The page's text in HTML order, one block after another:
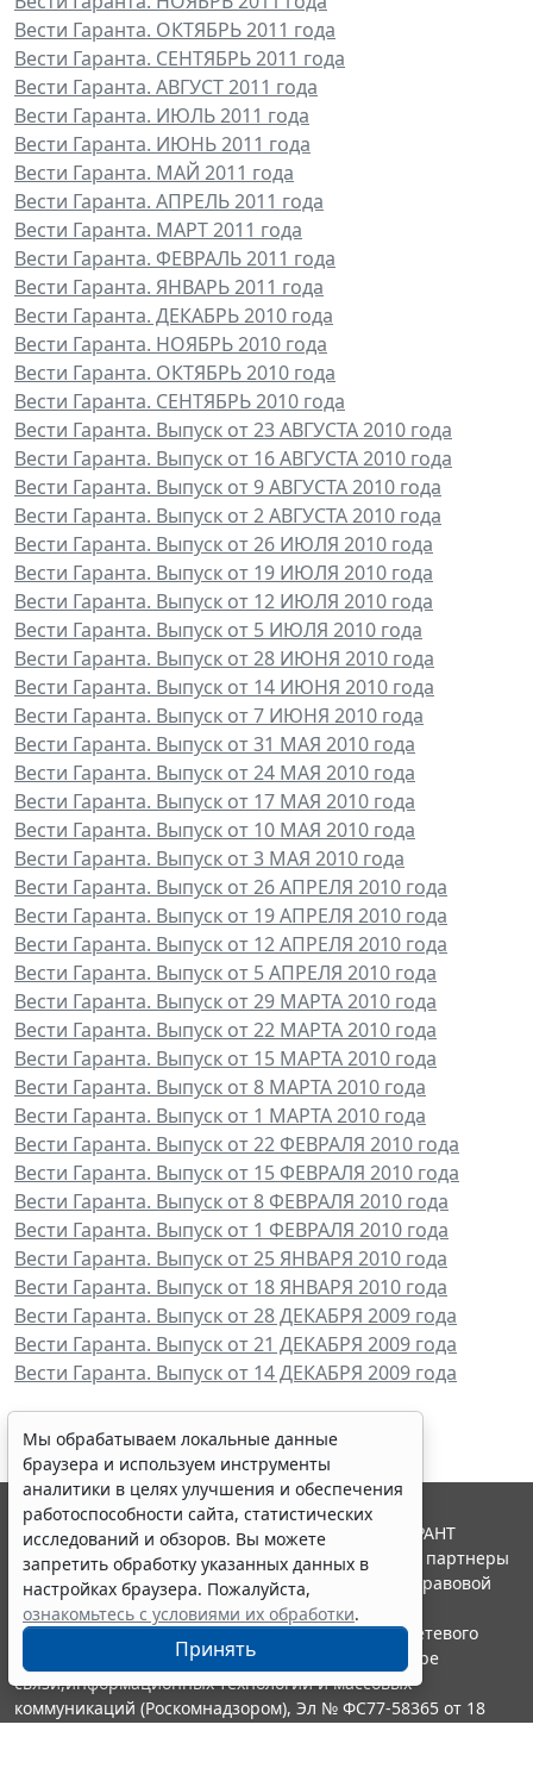
Вести Гаранта. ОКТЯБРЬ 2011 года
Вести Гаранта. СЕНТЯБРЬ 2011 года
Вести Гаранта. АВГУСТ 2011 года
Вести Гаранта. ИЮЛЬ 2011 года
Вести Гаранта. ИЮНЬ 2011 года
Вести Гаранта. МАЙ 2011 года
Вести Гаранта. АПРЕЛЬ 2011 года
Вести Гаранта. МАРТ 2011 года
Вести Гаранта. ФЕВРАЛЬ 2011 года
Вести Гаранта. ЯНВАРЬ 2011 года
Вести Гаранта. ДЕКАБРЬ 2010 года
Вести Гаранта. НОЯБРЬ 2010 года
Вести Гаранта. ОКТЯБРЬ 2010 года
Вести Гаранта. СЕНТЯБРЬ 2010 года
Вести Гаранта. Выпуск от 23 АВГУСТА 2010 года
Вести Гаранта. Выпуск от 16 АВГУСТА 2010 года
Вести Гаранта. Выпуск от 9 АВГУСТА 2010 года
Вести Гаранта. Выпуск от 2 АВГУСТА 2010 года
Вести Гаранта. Выпуск от 26 ИЮЛЯ 2010 года
Вести Гаранта. Выпуск от 19 ИЮЛЯ 2010 года
Вести Гаранта. Выпуск от 12 ИЮЛЯ 2010 года
Вести Гаранта. Выпуск от 5 ИЮЛЯ 2010 года
Вести Гаранта. Выпуск от 28 ИЮНЯ 2010 года
Вести Гаранта. Выпуск от 14 ИЮНЯ 2010 года
Вести Гаранта. Выпуск от 7 ИЮНЯ 2010 года
Вести Гаранта. Выпуск от 31 МАЯ 2010 года
Вести Гаранта. Выпуск от 24 МАЯ 2010 года
Вести Гаранта. Выпуск от 17 МАЯ 2010 года
Вести Гаранта. Выпуск от 10 МАЯ 2010 года
Вести Гаранта. Выпуск от 3 МАЯ 2010 года
Вести Гаранта. Выпуск от 26 АПРЕЛЯ 2010 года
Вести Гаранта. Выпуск от 19 АПРЕЛЯ 2010 года
Вести Гаранта. Выпуск от 12 АПРЕЛЯ 2010 года
Вести Гаранта. Выпуск от 5 АПРЕЛЯ 2010 года
Вести Гаранта. Выпуск от 29 МАРТА 2010 года
Вести Гаранта. Выпуск от 22 МАРТА 2010 года
Вести Гаранта. Выпуск от 15 МАРТА 2010 года
Вести Гаранта. Выпуск от 8 МАРТА 2010 года
Вести Гаранта. Выпуск от 1 МАРТА 2010 года
Вести Гаранта. Выпуск от 22 ФЕВРАЛЯ 2010 года
Вести Гаранта. Выпуск от 15 ФЕВРАЛЯ 2010 года
Вести Гаранта. Выпуск от 8 ФЕВРАЛЯ 2010 года
Вести Гаранта. Выпуск от 1 ФЕВРАЛЯ 2010 года
Вести Гаранта. Выпуск от 25 ЯНВАРЯ 2010 года
Вести Гаранта. Выпуск от 18 ЯНВАРЯ 2010 года
Вести Гаранта. Выпуск от 28 ДЕКАБРЯ 2009 года
Вести Гаранта. Выпуск от 21 ДЕКАБРЯ 2009 года
Вести Гаранта. Выпуск от 14 ДЕКАБРЯ 2009 года
Мы обрабатываем локальные данные
браузера и используем инструменты
аналитики в целях улучшения и обеспечения
работоспособности сайта, статистических
исследований и обзоров. Вы можете
запретить обработку указанных данных в
настройках браузера. Пожалуйста,
ознакомьтесь с условиями их обработки.
Принять
© ООО "НПП "ГАРАНТ-СЕРВИС", 2026. Система ГАРАНТ
выпускается с 1990 года. Компания "Гарант" и ее партнеры
являются участниками Российской ассоциации правовой
информации ГАРАНТ.
Портал ГАРАНТ.РУ зарегистрирован в качестве сетевого
издания Федеральной службой по надзору в сфере
связи,информационных технологий и массовых
коммуникаций (Роскомнадзором), Эл № ФС77-58365 от 18